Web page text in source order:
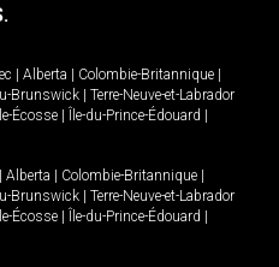
Alberta Colombie-Britannique
Brunswick
Terre-Neuve-et-Labrador
Écosse Île-du-Prince-Édouard
Alberta Colombie-Britannique
Brunswick
Terre-Neuve-et-Labrador
Écosse Île-du-Prince-Édouard